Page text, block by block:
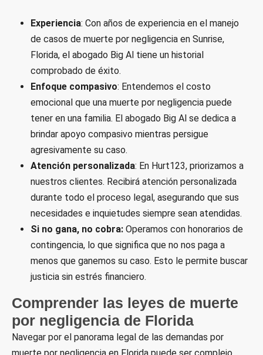
Experiencia: Con años de experiencia en el manejo
de casos de muerte por negligencia en Sunrise,
Florida, el abogado Big Al tiene un historial
comprobado de éxito.
Enfoque compasivo: Entendemos el costo
emocional que una muerte por negligencia puede
tener en una familia. El abogado Big Al se dedica a
brindar apoyo compasivo mientras persigue
agresivamente su caso.
Atención personalizada: En Hurt123, priorizamos a
nuestros clientes. Recibirá atención personalizada
durante todo el proceso legal, asegurando que sus
necesidades e inquietudes siempre sean atendidas.
Si no gana, no cobra: Operamos con honorarios de
contingencia, lo que significa que no nos paga a
menos que ganemos su caso. Esto le permite buscar
justicia sin estrés financiero.
Comprender las leyes de muerte
por negligencia de Florida
Navegar por el panorama legal de las demandas por